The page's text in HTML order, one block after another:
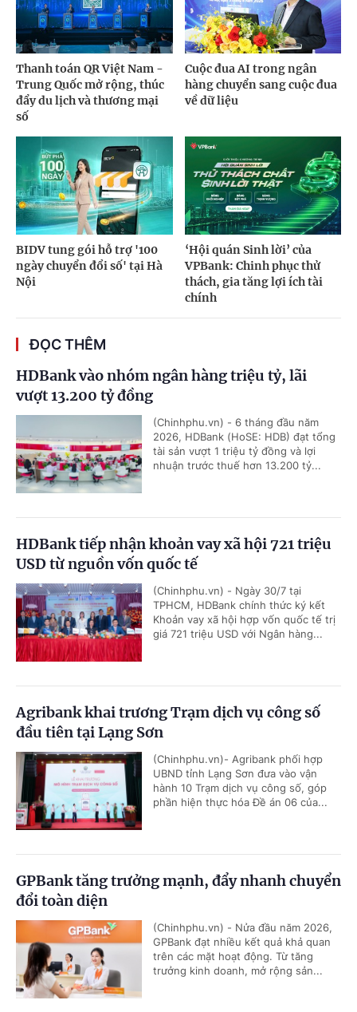
Thanh toán QR Việt Nam -
Trung Quốc mở rộng, thúc
đẩy du lịch và thương mại
số
Cuộc đua AI trong ngân
hàng chuyển sang cuộc đua
về dữ liệu
BIDV tung gói hỗ trợ '100
ngày chuyển đổi số' tại Hà
Nội
‘Hội quán Sinh lời’ của
VPBank: Chinh phục thử
thách, gia tăng lợi ích tài
chính
ĐỌC THÊM
HDBank vào nhóm ngân hàng triệu tỷ, lãi
vượt 13.200 tỷ đồng
(Chinhphu.vn) - 6 tháng đầu năm
2026, HDBank (HoSE: HDB) đạt tổng
tài sản vượt 1 triệu tỷ đồng và lợi
nhuận trước thuế hơn 13.200 tỷ...
HDBank tiếp nhận khoản vay xã hội 721 triệu
USD từ nguồn vốn quốc tế
(Chinhphu.vn) - Ngày 30/7 tại
TPHCM, HDBank chính thức ký kết
Khoản vay xã hội hợp vốn quốc tế trị
giá 721 triệu USD với Ngân hàng...
Agribank khai trương Trạm dịch vụ công số
đầu tiên tại Lạng Sơn
(Chinhphu.vn)- Agribank phối hợp
UBND tỉnh Lạng Sơn đưa vào vận
hành 10 Trạm dịch vụ công số, góp
phần hiện thực hóa Đề án 06 của...
GPBank tăng trưởng mạnh, đẩy nhanh chuyển
đổi toàn diện
(Chinhphu.vn) - Nửa đầu năm 2026,
GPBank đạt nhiều kết quả khả quan
trên các mặt hoạt động. Từ tăng
trưởng kinh doanh, mở rộng sản...